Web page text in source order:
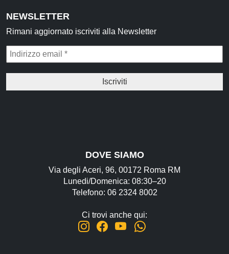
NEWSLETTER
Rimani aggiornato iscriviti alla Newsletter
DOVE SIAMO
Via degli Aceri, 96, 00172 Roma RM
Lunedi/Domenica: 08:30–20
Telefono: 06 2324 8002
Ci trovi anche qui: